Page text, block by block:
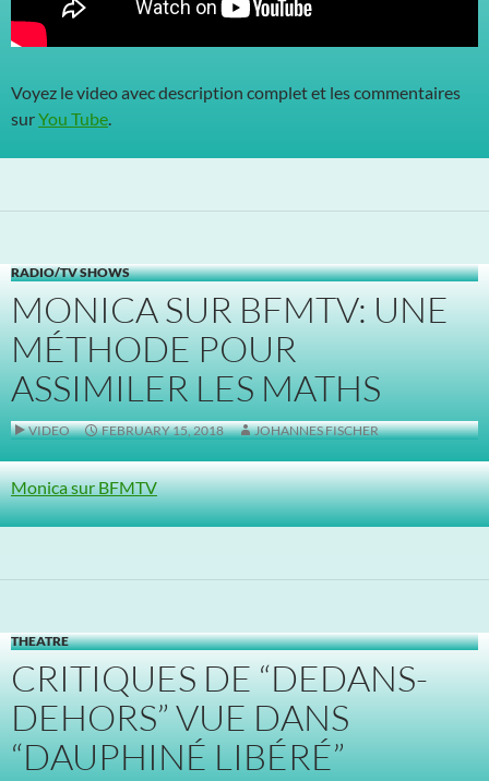
Voyez le video avec description complet et les commentaires
surYou Tube.
RADIO/TV SHOWS
MONICA SUR BFMTV: UNE
MÉTHODE POUR
ASSIMILER LES MATHS
VIDEO FEBRUARY 15, 2018 JOHANNES FISCHER
Monica sur BFMTV
THEATRE
CRITIQUES DE “DEDANS-
DEHORS” VUE DANS
“DAUPHINÉ LIBÉRÉ”